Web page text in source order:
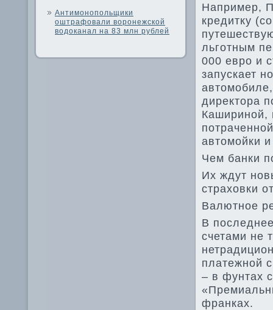
Антимонопольщики
оштрафовали воронежской
водоканал на 83 млн рублей
Например,
кредитку
льготным
000 евро и
запускает
директора
Кашириной,
автомойки
Чем банки
Их ждут
страховки
Валютное
В
счетами не
платежной
– в фунтах
франках.